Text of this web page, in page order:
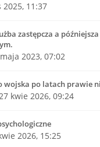
2025, 11:37
zastępcza a
2023, 07:02
wojska po latach prawie
kwie 2026, 09:24
2026, 15:25